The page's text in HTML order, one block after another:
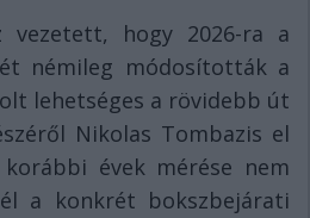
vezetett, hogy 2026-ra a
némileg módosították a
lehetséges a rövidebb út
Nikolas Tombazis el
évek mérése nem
a konkrét bokszbejárati